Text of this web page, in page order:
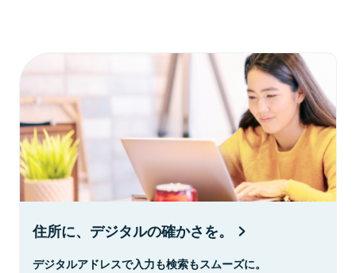
住所に、デジタルの確かさを。
デジタルアドレスで入力も検索もスムーズに。